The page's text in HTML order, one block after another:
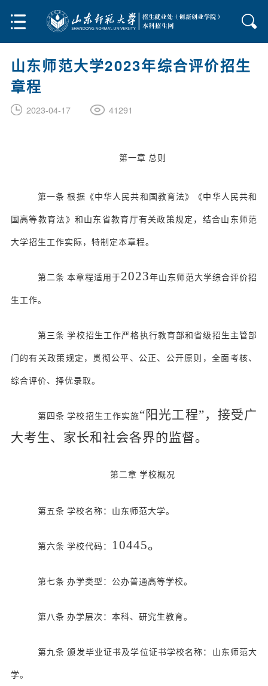
山东师范大学2023年综合评价招生
章程
2023-04-17 41291
第一章 总则
第一条 根据《中华人民共和国教育法》《中华人民共和
国高等教育法》和山东省教育厅有关政策规定，结合山东师范
大学招生工作实际，特制定本章程。
第二条 本章程适用于2023年山东师范大学综合评价招
生工作。
第三条 学校招生工作严格执行教育部和省级招生主管部
门的有关政策规定，贯彻公平、公正、公开原则，全面考核、
综合评价、择优录取。
第四条 学校招生工作实施“阳光工程”，接受广
大考生、家长和社会各界的监督。
第二章 学校概况
第五条 学校名称：山东师范大学。
第六条 学校代码： 10445。
第七条 办学类型：公办普通高等学校。
第八条 办学层次：本科、研究生教育。
第九条 颁发毕业证书及学位证书学校名称：山东师范大
学。